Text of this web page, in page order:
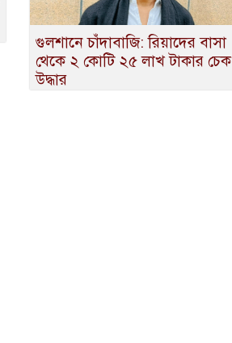
গুলশানে চাঁদাবাজি: রিয়াদের বাসা
থেকে ২ কোটি ২৫ লাখ টাকার চেক
উদ্ধার